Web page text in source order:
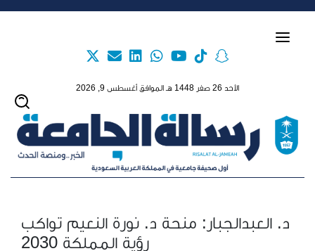
الأحد 26 صفر 1448 هـ الموافق أغسطس 9, 2026
د. العبدالجبار: منحة د. نورة النعيم تواكب
رؤية المملكة 2030